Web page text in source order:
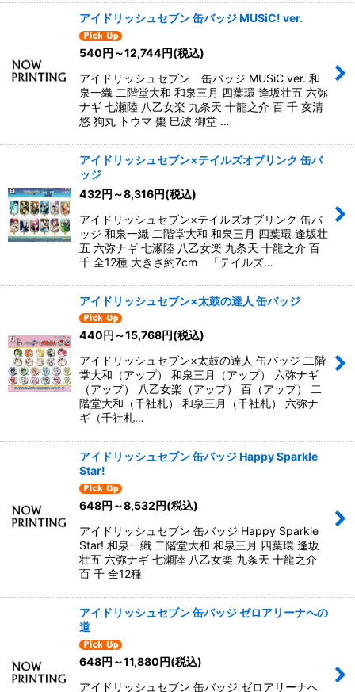
アイドリッシュセブン 缶バッジ MUSiC! ver.
540円 ～12,744円(税込)
アイドリッシュセブン 缶バッジ MUSiC ver. 和
泉一織 二階堂大和 和泉三月 四葉環 逢坂壮五 六弥
ナギ 七瀬陸 八乙女楽 九条天 十龍之介 百 千 亥清
悠 狗丸 トウマ 棗 巳波 御堂 …
アイドリッシュセブン×テイルズオブリンク 缶バ
ッジ
432円 ～8,316円(税込)
アイドリッシュセブン×テイルズオブリンク 缶バ
ッジ 和泉一織 二階堂大和 和泉三月 四葉環 逢坂壮
五 六弥ナギ 七瀬陸 八乙女楽 九条天 十龍之介 百
千 全12種 大きさ約7cm 「テイルズ…
アイドリッシュセブン×太鼓の達人 缶バッジ
440円 ～15,768円(税込)
アイドリッシュセブン×太鼓の達人 缶バッジ 二階
堂大和（アップ） 和泉三月（アップ） 六弥ナギ
（アップ） 八乙女楽（アップ） 百（アップ） 二
階堂大和（千社札） 和泉三月（千社札） 六弥ナ
ギ（千社札…
アイドリッシュセブン 缶バッジ Happy Sparkle
Star!
648円 ～8,532円(税込)
アイドリッシュセブン 缶バッジ Happy Sparkle
Star! 和泉一織 二階堂大和 和泉三月 四葉環 逢坂
壮五 六弥ナギ 七瀬陸 八乙女楽 九条天 十龍之介
百 千 全12種
アイドリッシュセブン 缶バッジ ゼロアリーナへの
道
648円 ～11,880円(税込)
アイドリッシュセブン 缶バッジ ゼロアリーナへ